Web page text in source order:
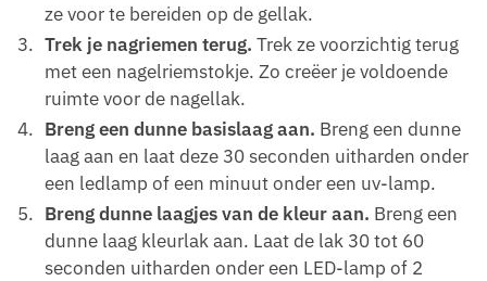
ze voor te bereiden op de gellak.
Trek je nagriemen terug. Trek ze voorzichtig terug
met een nagelriemstokje. Zo creëer je voldoende
ruimte voor de nagellak.
Breng een dunne basislaag aan. Breng een dunne
laag aan en laat deze 30 seconden uitharden onder
een ledlamp of een minuut onder een uv-lamp.
Breng dunne laagjes van de kleur aan. Breng een
dunne laag kleurlak aan. Laat de lak 30 tot 60
seconden uitharden onder een LED-lamp of 2